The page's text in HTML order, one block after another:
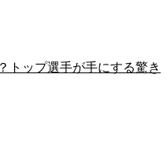
トップ選手が手にする驚き